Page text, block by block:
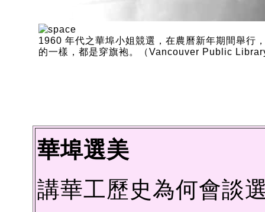
1960 年代之華埠小姐競選，在農曆新年期間舉行
的一樣，都是穿旗袍。（Vancouver Public
華埠選美
講華工歷史為何會談